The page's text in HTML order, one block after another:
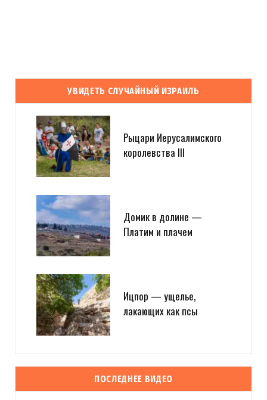
УВИДЕТЬ СЛУЧАЙНЫЙ ИЗРАИЛЬ
Рыцари Иерусалимского
королевства III
Домик в долине —
Платим и плачем
Ицпор — ущелье,
лакающих как псы
ПОСЛЕДНЕЕ ВИДЕО